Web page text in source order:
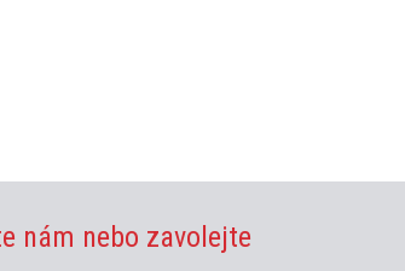
nám nebo zavolejte